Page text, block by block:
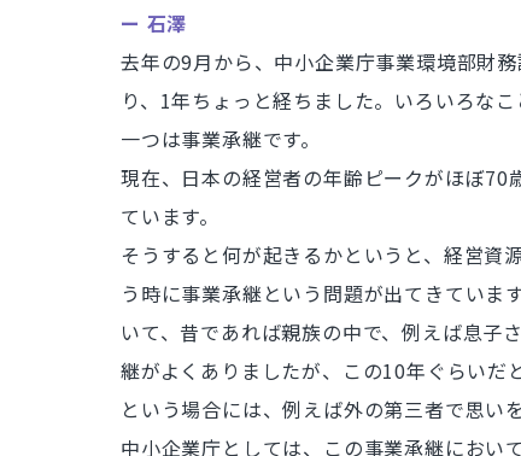
ー 石澤
去年の9月から、中小企業庁事業環境部財
り、1年ちょっと経ちました。いろいろな
一つは事業承継です。
現在、日本の経営者の年齢ピークがほぼ
ています。
そうすると何が起きるかというと、経営資
う時に事業承継という問題が出てきていま
いて、昔であれば親族の中で、例えば息子
継がよくありましたが、この10年ぐらいだ
という場合には、例えば外の第三者で思い
中小企業庁としては、この事業承継におい